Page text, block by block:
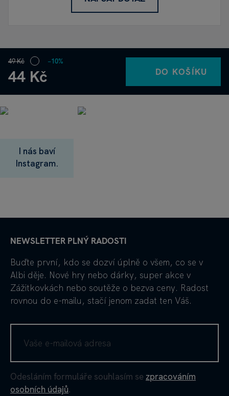
49 Kč
44 Kč
−10%
DO KOŠÍKU
I nás baví
Instagram.
NEWSLETTER PLNÝ RADOSTI
Buďte první, kdo se dozví úplně o všem, co se v
Albi děje. Nové hry nebo dárky, super akce v
Zážitkovkách nebo soutěže o bezva ceny. Radost
rovnou do e-mailu, stačí jenom zadat ten Váš.
Odesláním formuláře souhlasím se zpracováním
osobních údajů.